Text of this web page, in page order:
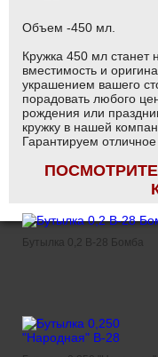
Объем -450 мл.
Кружка 450 мл станет
вместимость и
украшением вашего
порадовать любого
рождения или
кружку в нашей
Гарантируем отличное
Бутылка 0,2 B-28 Бомба